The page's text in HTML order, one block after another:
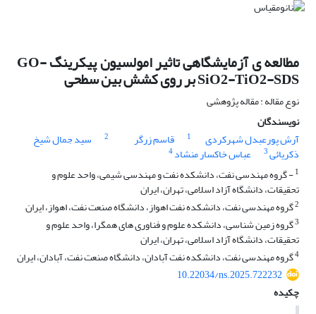
مطالعه ی آزمایشگاهی تاثیر امولسیون پیکرینگ GO-
SiO2-TiO2-SDS بر روی کشش بین سطحی
نوع مقاله : مقاله پژوهشی
نویسندگان
آرش پورعبدل شهرکردی
1 قاسم زرگر 2 سید جمال شیخ
ذکریائی3 عباس خاکسار منشاد4
1- گروه مهندسی نفت، دانشکده نفت و مهندسی شیمی، واحد علوم و
تحقیقات، دانشگاه آزاد اسلامی، تهران، ایران
2گروه مهندسی نفت، دانشکده نفت اهواز، دانشگاه صنعت نفت، اهواز، ایران
3گروه زمین شناسی، دانشکده علوم و فناوری های همگرا، واحد علوم و
تحقیقات، دانشگاه آزاد اسلامی، تهران، ایران
4گروه مهندسی نفت، دانشکده نفت آبادان، دانشگاه صنعت نفت، آبادان، ایران
10.22034/ns.2025.722232
چکیده